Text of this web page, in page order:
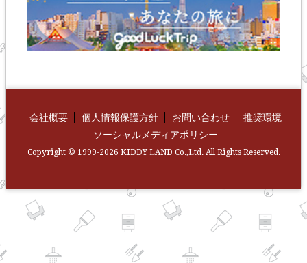
会社概要 個人情報保護方針 お問い合わせ
推奨環境
ソーシャルメディアポリシー
Copyright © 1999-2026 KIDDY LAND Co.,Ltd. All Rights Reserved.